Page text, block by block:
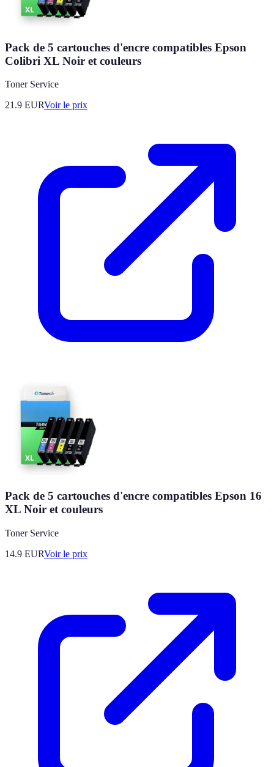
Pack de 5 cartouches d'encre compatibles Epson
Colibri XL Noir et couleurs
Toner Service
21.9 EURVoir le prix
Pack de 5 cartouches d'encre compatibles Epson 16
XL Noir et couleurs
Toner Service
14.9 EURVoir le prix